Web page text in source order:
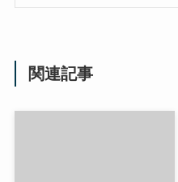
関連記事